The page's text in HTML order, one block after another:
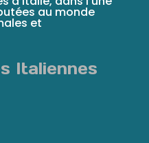
au monde
et
Italiennes